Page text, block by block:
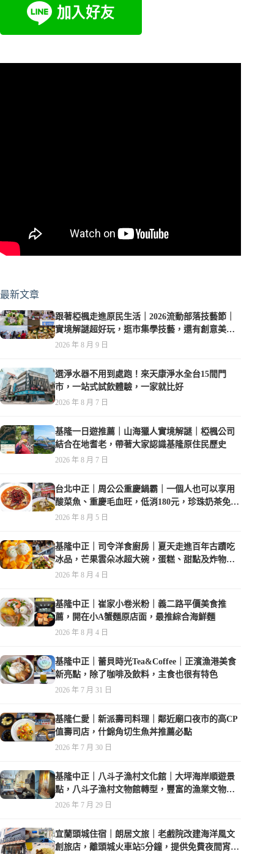
最新文章
跟著椏楓走進原民生活｜2026流動部落技藝節｜
實境解謎超好玩，逛市集學技藝，還有創意美食
可以品嚐
2026 年 8 月 9 日
選淨水器不用到處跑！來天康淨水全台15間門
市，一站式試飲體驗，一家就比好
2026 年 8 月 7 日
基隆一日遊推薦｜山海獵人實境解謎｜椏楓公司
結合在地耆老，帶著大家認識基隆原住民歷史
2026 年 8 月 7 日
台北中正｜周公公重慶鍋霸｜一個人也可以享用
酸菜魚、重慶毛血旺，低消180元，珍珠奶茶免費
喝到爽
2026 年 8 月 5 日
基隆中正｜司令洋食廚房｜夏天走進百年古蹟吃
冰品，芒果雲朵冰超大碗，蛋糕、甜點及炸物都
在水準之上
2026 年 8 月 4 日
基隆中正｜崔家小卷米粉｜義二路平價美食推
薦，開在小A蟹麵原店面，最推綜合海鮮麵
2026 年 8 月 4 日
基隆中正｜蕾貝時光Tea&Coffee｜正濱漁港美食
新亮點，除了咖啡及飲料，主食也很有特色
2026 年 7 月 31 日
基隆仁愛｜新派壽司料理｜鄰近廟口夜市的高CP
值壽司店，什錦角切生魚丼推薦必點
2026 年 7 月 30 日
基隆中正｜八斗子漁村文化館｜大坪海岸順遊景
點，八斗子漁村文物館轉型，豐富的漁業文物，
值得走訪
2026 年 7 月 29 日
宜蘭頭城住宿｜朗居文旅｜老戲院改建海洋風文
創旅店，離頭城火車站5分鐘，提供免費夜間宵